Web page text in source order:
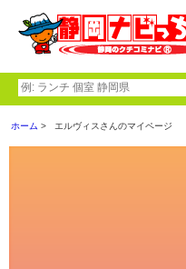
ホーム エルヴィスさんのマイページ